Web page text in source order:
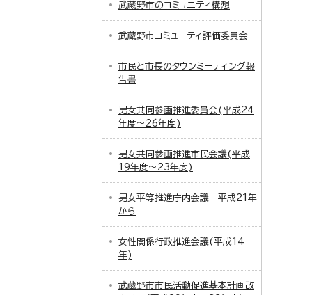
武蔵野市のコミュニティ構想
武蔵野市コミュニティ評価委員会
市民と市長のタウンミーティング報
告書
男女共同参画推進委員会(平成24
年度～26年度)
男女共同参画推進市民会議(平成
19年度～23年度)
男女平等推進庁内会議 平成21年
から
女性関係行政推進会議(平成14
年)
武蔵野市市民活動促進基本計画改